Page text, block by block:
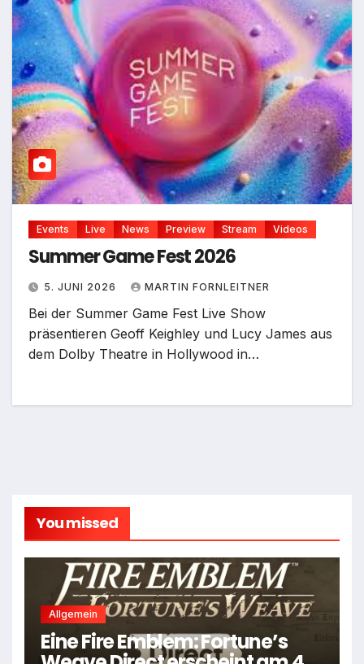
Events Live News Preview Stream Videos
Summer Game Fest 2026
5. JUNI 2026 MARTIN FORNLEITNER
Bei der Summer Game Fest Live Show
präsentieren Geoff Keighley und Lucy James aus
dem Dolby Theatre in Hollywood in…
You missed
Allgemein
Eine Fire Emblem: Fortune’s